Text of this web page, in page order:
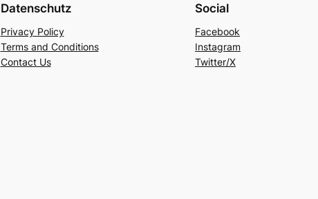
Datenschutz
Privacy Policy
Terms and Conditions
Contact Us
Social
Facebook
Instagram
Twitter/X